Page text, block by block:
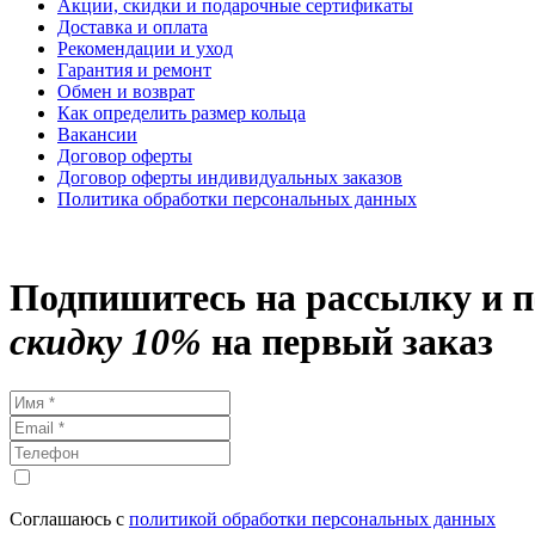
Акции, скидки и подарочные сертификаты
Доставка и оплата
Рекомендации и уход
Гарантия и ремонт
Обмен и возврат
Как определить размер кольца
Вакансии
Договор оферты
Договор оферты индивидуальных заказов
Политика обработки персональных данных
Подпишитесь на рассылку и
скидку 10% на первый заказ
Соглашаюсь с политикой обработки персональных данных